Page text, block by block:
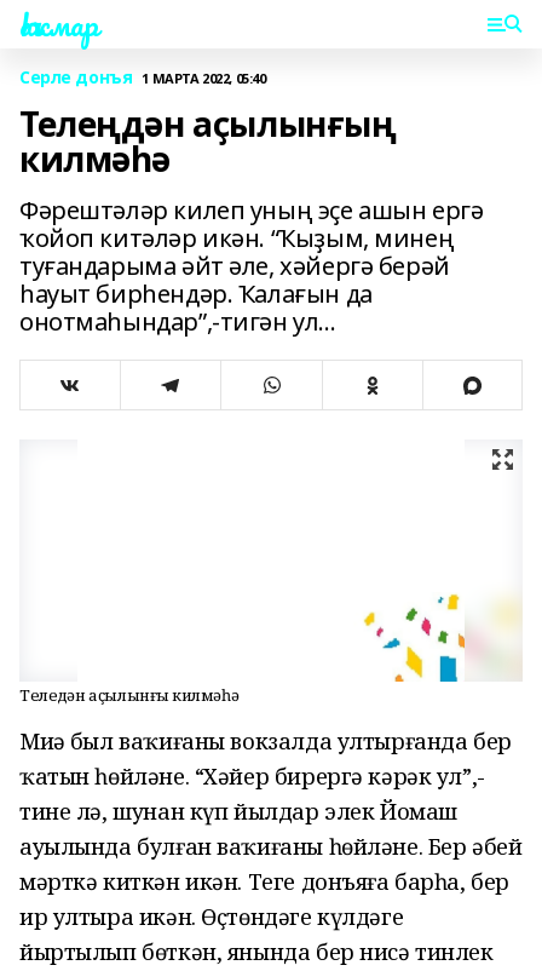
Һаҡмар
Серле донъя 1 МАРТА 2022, 05:40
Телеңдән аҫылынғың
килмәһә
Фәрештәләр килеп уның эҫе ашын ергә
ҡойоп китәләр икән. “Ҡыҙым, минең
туғандарыма әйт әле, хәйергә берәй
һауыт бирһендәр. Ҡалағын да
онотмаһындар”,-тигән ул...
Телеңдән аҫылынғың килмәһә
Миңә был ваҡиғаны вокзалда ултырғанда бер
ҡатын һөйләне. “Хәйер бирергә кәрәк ул”,-
тине лә, шунан күп йылдар элек Йомаш
ауылында булған ваҡиғаны һөйләне. Бер әбей
мәрткә киткән икән. Теге донъяға барһа, бер
ир ултыра икән. Өҫтөндәге күлдәге
йыртылып бөткән, янында бер нисә тинлек